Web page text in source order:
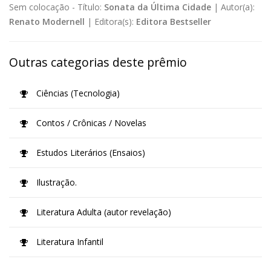
Sem colocação - Título: Sonata da Última Cidade | Autor(a):
Renato Modernell | Editora(s): Editora Bestseller
Outras categorias deste prêmio
Ciências (Tecnologia)
Contos / Crônicas / Novelas
Estudos Literários (Ensaios)
Ilustração.
Literatura Adulta (autor revelação)
Literatura Infantil